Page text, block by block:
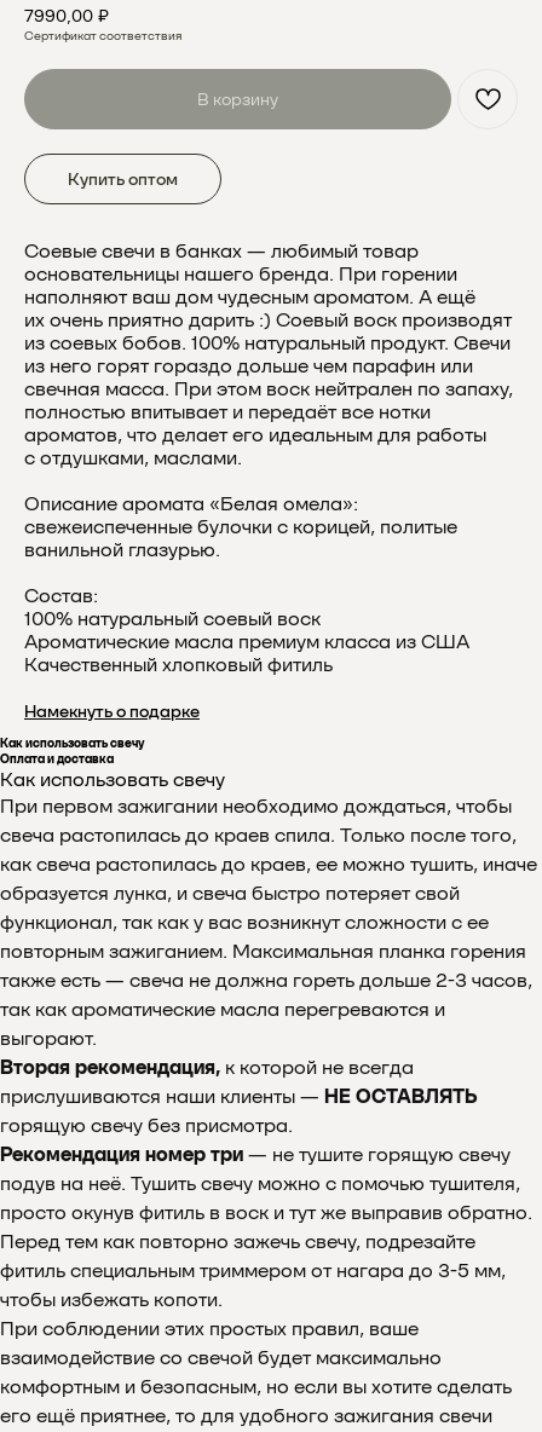
7990,00 ₽
Сертификат соответствия
В корзину
Купить оптом
Соевые свечи в банках — любимый товар
основательницы нашего бренда. При горении
наполняют ваш дом чудесным ароматом. А ещё
их очень приятно дарить :) Соевый воск производят
из соевых бобов. 100% натуральный продукт. Свечи
из него горят гораздо дольше чем парафин или
свечная масса. При этом воск нейтрален по запаху,
полностью впитывает и передаёт все нотки
ароматов, что делает его идеальным для работы
с отдушками, маслами.
Описание аромата «Белая омела»:
свежеиспеченные булочки с корицей, политые
ванильной глазурью.
Состав:
100% натуральный соевый воск
Ароматические масла премиум класса из США
Качественный хлопковый фитиль
Намекнуть о подарке
Как использовать свечу
Оплата и доставка
Как использовать свечу
При первом зажигании необходимо дождаться, чтобы
свеча растопилась до краев спила. Только после того,
как свеча растопилась до краев, ее можно тушить, иначе
образуется лунка, и свеча быстро потеряет свой
функционал, так как у вас возникнут сложности с ее
повторным зажиганием. Максимальная планка горения
также есть — свеча не должна гореть дольше 2-3 часов,
так как ароматические масла перегреваются и
выгорают.
Вторая рекомендация, к которой не всегда
прислушиваются наши клиенты — НЕ ОСТАВЛЯТЬ
горящую свечу без присмотра.
Рекомендация номер три — не тушите горящую свечу
подув на неё. Тушить свечу можно с помочью тушителя,
просто окунув фитиль в воск и тут же выправив обратно.
Перед тем как повторно зажечь свечу, подрезайте
фитиль специальным триммером от нагара до 3-5 мм,
чтобы избежать копоти.
При соблюдении этих простых правил, ваше
взаимодействие со свечой будет максимально
комфортным и безопасным, но если вы хотите сделать
его ещё приятнее, то для удобного зажигания свечи
Почему выбирают
Мелипонини